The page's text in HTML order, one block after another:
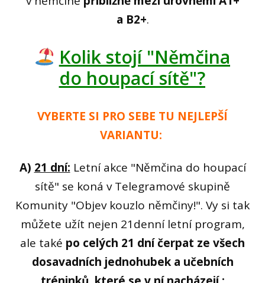
a B2+.
Kolik stojí "Němčina
do houpací sítě"?
VYBERTE SI PRO SEBE TU NEJLEPŠÍ
VARIANTU:
A) 21 dní: Letní akce "Němčina do houpací
sítě" se koná v Telegramové skupině
Komunity "Objev kouzlo němčiny!". Vy si tak
můžete užít nejen 21denní letní program,
ale také po celých 21 dní čerpat ze všech
dosavadních jednohubek a učebních